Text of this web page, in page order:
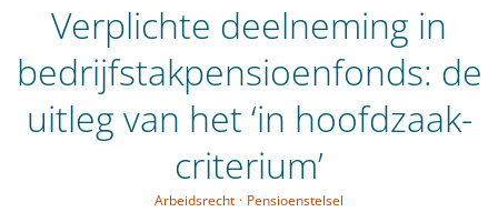
Verplichte deelneming in
bedrijfstakpensioenfonds: de
uitleg van het ‘in hoofdzaak-
criterium’
Arbeidsrecht · Pensioenstelsel